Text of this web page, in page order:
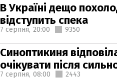
В Україні дещо
відступить спека
7 серпня, 20:00 9350
Синоптикиня
очікувати після
7 серпня, 08:00 2443